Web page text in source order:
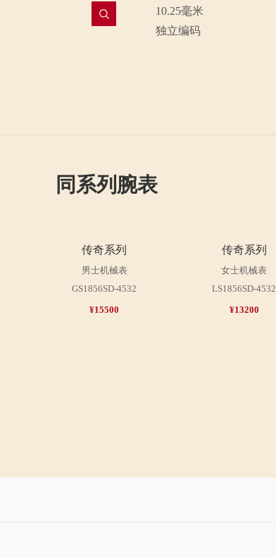
10.25毫米
独立编码
同系列腕表
传奇系列
男士机械表
GS1856SD-4532
¥15500
传奇系列
女士机械表
LS1856SD-4532
¥13200